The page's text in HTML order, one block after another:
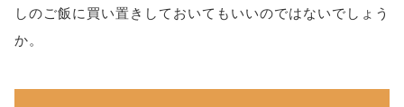
しのご飯に買い置きしておいてもいいのではないでしょう
か。